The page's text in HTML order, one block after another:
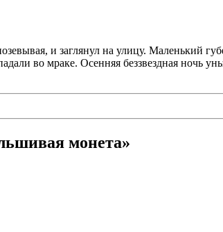
и заглянул на улицу. Маленький
во мраке. Осенняя беззвездная ночь
монета»